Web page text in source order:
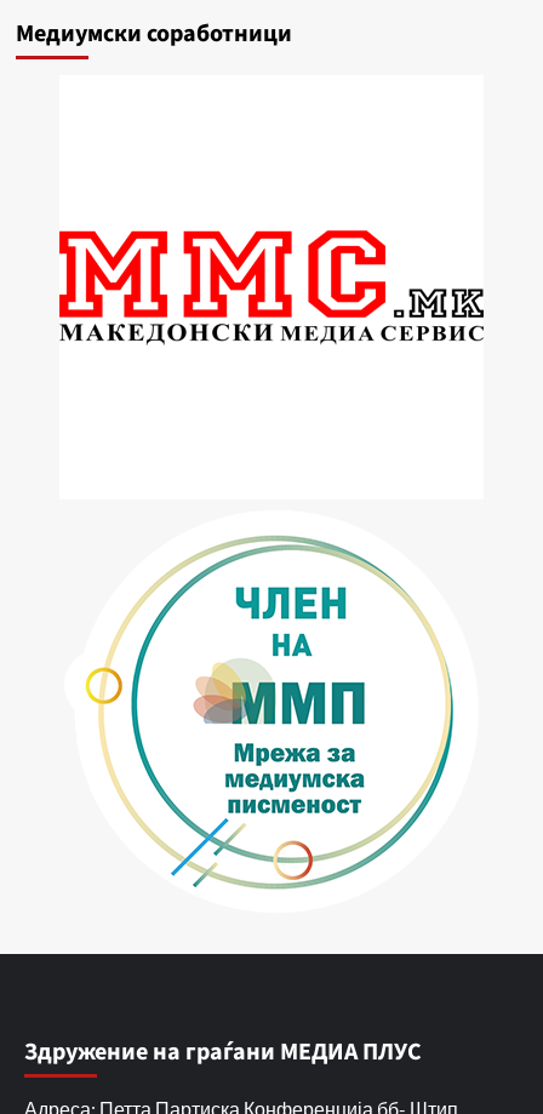
Медиумски соработници
Здружение на граѓани МЕДИА ПЛУС
Адреса: Петта Партиска Конференција бб- Штип,